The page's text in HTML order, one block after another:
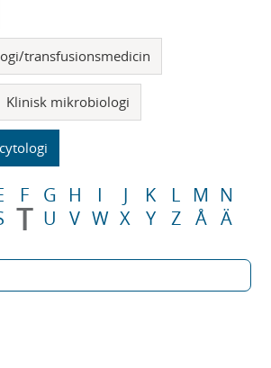
transfusionsmedicin
Klinisk mikrobiologi
F G H I J K L M N
T U V W X Y Z Å Ä